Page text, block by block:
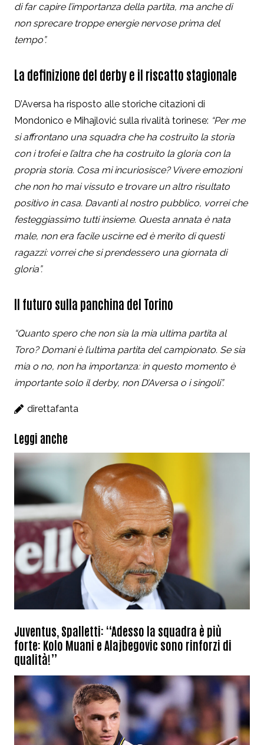
di far capire l’importanza della partita, ma anche di
non sprecare troppe energie nervose prima del
tempo”.
La definizione del derby e il riscatto stagionale
D’Aversa ha risposto alle storiche citazioni di
Mondonico e Mihajlović sulla rivalità torinese: “Per me
si affrontano una squadra che ha costruito la storia
con i trofei e l’altra che ha costruito la gloria con la
propria storia. Cosa mi incuriosisce? Vivere emozioni
che non ho mai vissuto e trovare un altro risultato
positivo in casa. Davanti al nostro pubblico, vorrei che
festeggiassimo tutti insieme. Questa annata è nata
male, non era facile uscirne ed è merito di questi
ragazzi: vorrei che si prendessero una giornata di
gloria”.
Il futuro sulla panchina del Torino
“Quanto spero che non sia la mia ultima partita al
Toro? Domani è l’ultima partita del campionato. Se sia
mia o no, non ha importanza: in questo momento è
importante solo il derby, non D’Aversa o i singoli”.
direttafanta
Leggi anche
Juventus, Spalletti: “Adesso la squadra è più
forte: Kolo Muani e Alajbegovic sono rinforzi di
qualità!”